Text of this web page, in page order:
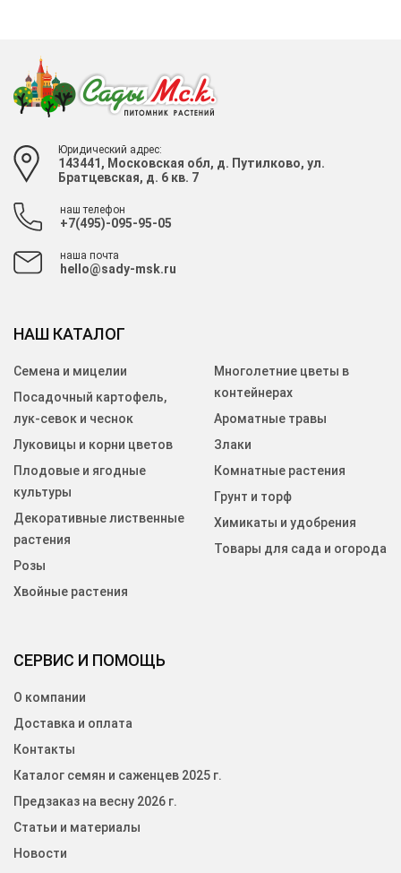
Юридический адрес:
143441, Московская обл, д. Путилково, ул.
Братцевская, д. 6 кв. 7
наш телефон
+7(495)-095-95-05
наша почта
hello@sady-msk.ru
СЕРВИС И ПОМОЩЬ
О компании
Доставка и оплата
Контакты
Каталог семян и саженцев 2025 г.
Предзаказ на весну 2026 г.
Статьи и материалы
Новости
НАШ КАТАЛОГ
Семена и мицелии
Посадочный картофель,
лук-севок и чеснок
Луковицы и корни цветов
Плодовые и ягодные
культуры
Декоративные лиственные
растения
Розы
Хвойные растения
Многолетние цветы в
контейнерах
Ароматные травы
Злаки
Комнатные растения
Грунт и торф
Химикаты и удобрения
Товары для сада и огорода